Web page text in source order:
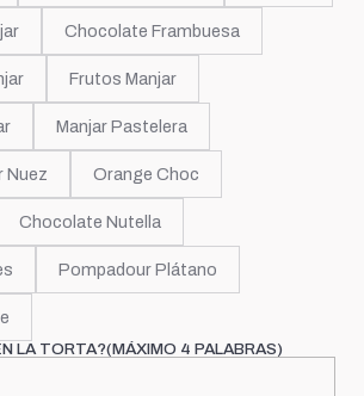
Chocolate Frambuesa
Frutos Manjar
Manjar Pastelera
Nuez Orange Choc
Chocolate Nutella
Pompadour Plátano
LA TORTA?(MÁXIMO 4 PALABRAS)